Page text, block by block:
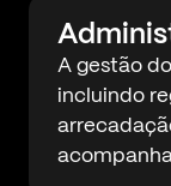
A gestão
incluindo